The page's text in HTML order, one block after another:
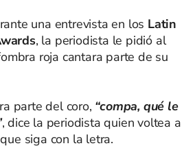
una entrevista en los Latin
, la periodista le pidió al
roja cantara parte de su
parte del coro, “compa, qué le
, dice la periodista quien voltea a
siga con la letra.